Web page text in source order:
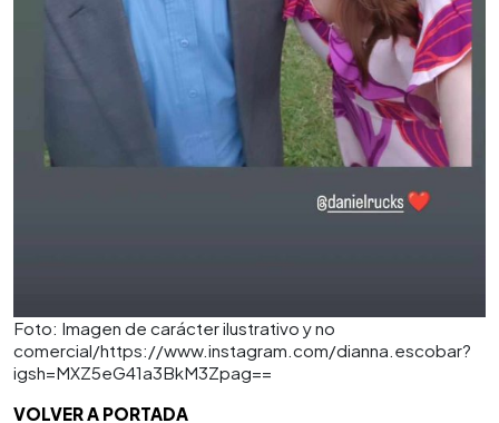
Foto: Imagen de carácter ilustrativo y no
comercial/https://www.instagram.com/dianna.escobar?
igsh=MXZ5eG41a3BkM3Zpag==
VOLVER A PORTADA